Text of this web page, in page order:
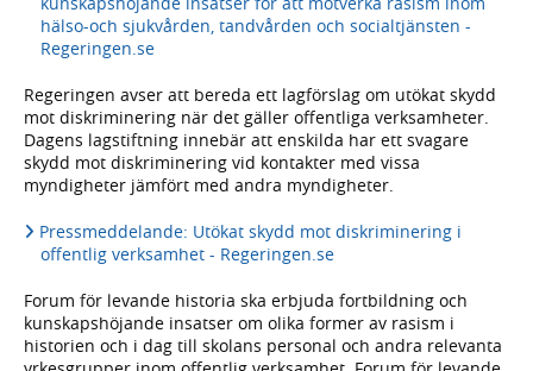
hälso-och sjukvården, tandvården och socialtjänsten -
Regeringen.se
Regeringen avser att bereda ett lagförslag om utökat skydd
mot diskriminering när det gäller offentliga verksamheter.
Dagens lagstiftning innebär att enskilda har ett svagare
skydd mot diskriminering vid kontakter med vissa
myndigheter jämfört med andra myndigheter.
Pressmeddelande: Utökat skydd mot diskriminering i
offentlig verksamhet - Regeringen.se
Forum för levande historia ska erbjuda fortbildning och
kunskapshöjande insatser om olika former av rasism i
historien och i dag till skolans personal och andra relevanta